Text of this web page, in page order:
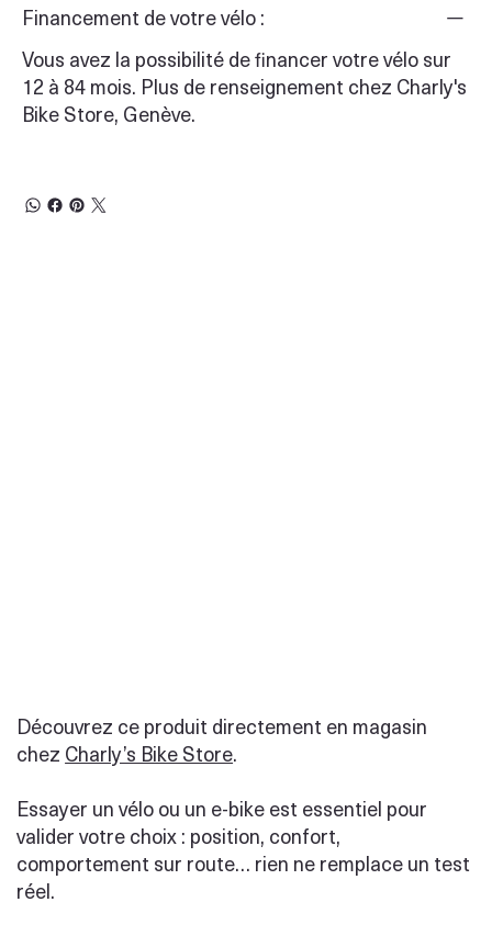
Financement de votre vélo :
Vous avez la possibilité de financer votre vélo sur
12 à 84 mois. Plus de renseignement chez Charly's
Bike Store, Genève.
Découvrez ce produit directement en magasin
chez Charly’s Bike Store.
Essayer un vélo ou un e-bike est essentiel pour
valider votre choix : position, confort,
comportement sur route… rien ne remplace un test
réel.